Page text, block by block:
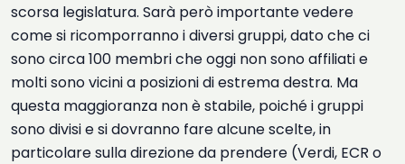
scorsa legislatura. Sarà però importante vedere
come si ricomporranno i diversi gruppi, dato che ci
sono circa 100 membri che oggi non sono affiliati e
molti sono vicini a posizioni di estrema destra. Ma
questa maggioranza non è stabile, poiché i gruppi
sono divisi e si dovranno fare alcune scelte, in
particolare sulla direzione da prendere (Verdi, ECR o